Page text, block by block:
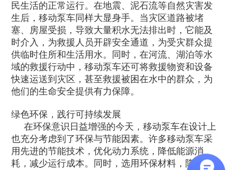
民生活的正常运行。在地震、泥石流等自然灾害发
生后，移动泵车同样大显身手。当灾区道路被堵
塞、房屋受损，导致大量积水无法排出时，它能及
时介入，为救援人员开辟安全通道，为受灾群众提
供临时住所和生活用水。同时，在河流、湖泊等水
域的救援行动中，移动泵车还可将救援物资和设备
快速运送到灾区，甚至救援被困在水中的群众，为
他们的生命安全提供有力保障。​
绿色环保，践行可持续发展​
在环保意识日益增强的今天，移动泵车在设计上
也充分考虑到了环保与节能因素。许多移动泵车采
用先进的节能技术，优化动力系统，降低能源消
耗，减少运行成本。同时，选用环保材料，降低噪